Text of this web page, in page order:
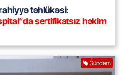
təhlükəsi:
sertifikatsız həkim
Gündəm